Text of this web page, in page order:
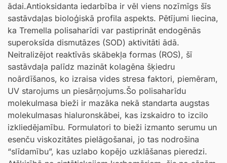
ādai.Antioksidanta iedarbība ir vēl viens nozīmīgs šīs
sastāvdaļas bioloģiskā profila aspekts. Pētījumi liecina,
ka Tremella polisaharīdi var pastiprināt endogēnās
superoksīda dismutāzes (SOD) aktivitāti ādā.
Neitralizējot reaktīvās skābekļa formas (ROS), šī
sastāvdaļa palīdz mazināt kolagēna šķiedru
noārdīšanos, ko izraisa vides stresa faktori, piemēram,
UV starojums un piesārņojums.Šo polisaharīdu
molekulmasa bieži ir mazāka nekā standarta augstas
molekulmasas hialuronskābei, kas izskaidro to izcilo
izkliedējamību. Formulatori to bieži izmanto serumu un
esenču viskozitātes pielāgošanai, jo tas nodrošina
“slīdamību”, kas uzlabo kopējo uzklāšanas pieredzi.